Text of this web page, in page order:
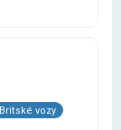
Britské vozy